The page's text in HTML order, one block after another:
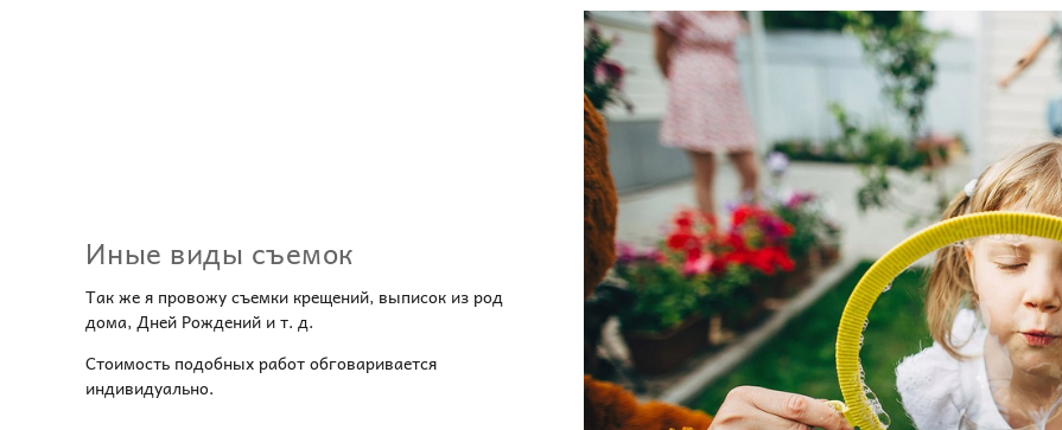
Иные виды съемок
Так же я провожу съемки крещений, выписок из род
дома, Дней Рождений и т. д.
Стоимость подобных работ обговаривается
индивидуально.